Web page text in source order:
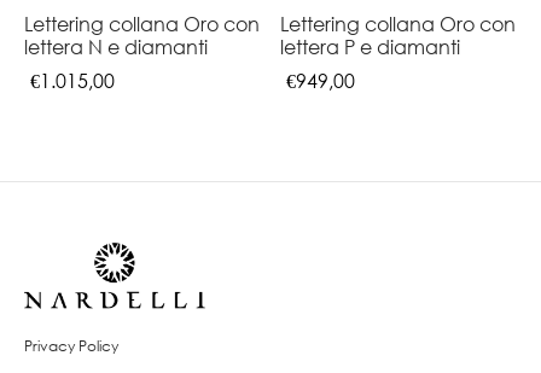
Lettering collana Oro con
lettera N e diamanti
€1.015,00
Lettering collana Oro con
lettera P e diamanti
€949,00
Privacy Policy